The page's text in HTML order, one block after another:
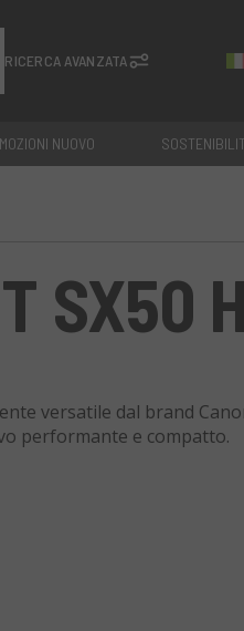
RICERCA AVANZATA
NUOVO
SX50
versatile dal brand
performante e compatto.